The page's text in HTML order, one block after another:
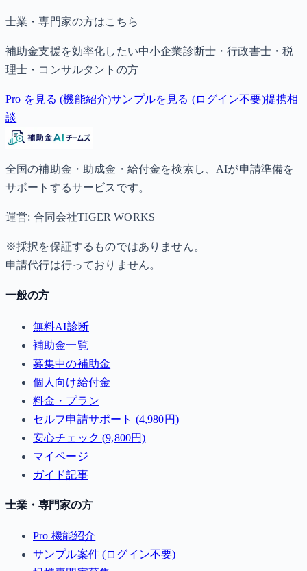
士業・専門家の方はこちら
補助金支援を効率化したい中小企業診断士・行政書士・税
理士・コンサルタントの方
Pro を見る (機能紹介)サンプルを見る (ログイン不要)提携相
談
全国の補助金・助成金・給付金を検索し、AIが申請準備を
サポートするサービスです。
運営: 合同会社TIGER WORKS
※採択を保証するものではありません。
申請代行は行っておりません。
一般の方
無料AI診断
補助金一覧
募集中の補助金
個人向け給付金
料金・プラン
セルフ申請サポート (4,980円)
安心チェック (9,800円)
マイページ
ガイド記事
士業・専門家の方
Pro 機能紹介
サンプル案件 (ログイン不要)